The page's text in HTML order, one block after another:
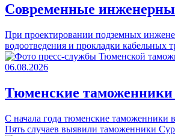
Современные
При проектировании подземных
водоотведения и прокладки кабельных
06.08.2026
Тюменские таможенники
С начала года тюменские таможенники
Пять случаев выявили таможенники